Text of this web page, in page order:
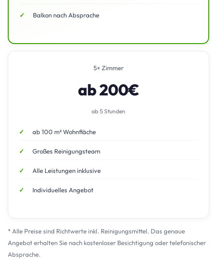
Balkon nach Absprache
5+ Zimmer
ab 200€
ab 5 Stunden
ab 100 m² Wohnfläche
Großes Reinigungsteam
Alle Leistungen inklusive
Individuelles Angebot
* Alle Preise sind Richtwerte inkl. Reinigungsmittel. Das genaue
Angebot erhalten Sie nach kostenloser Besichtigung oder telefonischer
Absprache.